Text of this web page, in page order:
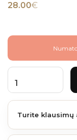
28.00€
produkto kiekis:
Turite klausimų